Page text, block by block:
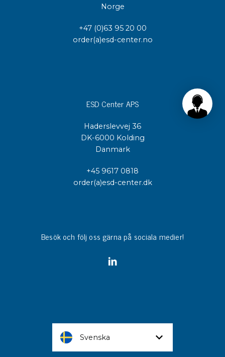
Norge
+47 (0)63 95 20 00
order(a)esd-center.no
ESD Center APS
Haderslevvej 36
DK-6000 Kolding
Danmark
+45 9617 0818
order(a)esd-center.dk
Besök och följ oss gärna på sociala medier!
Svenska